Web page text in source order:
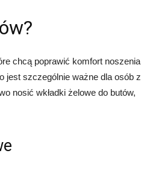
chcą poprawić komfort noszenia
jest szczególnie ważne dla osób z
nosić wkładki żelowe do butów,